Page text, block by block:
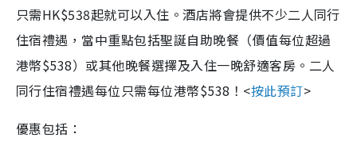
只需HK$538起就可以入住。酒店將會提供不少二人同行
住宿禮遇，當中重點包括聖誕自助晚餐（價值每位超過
港幣$538）或其他晚餐選擇及入住一晚舒適客房。二人
同行住宿禮遇每位只需每位港幣$538！<按此預訂>
優惠包括：